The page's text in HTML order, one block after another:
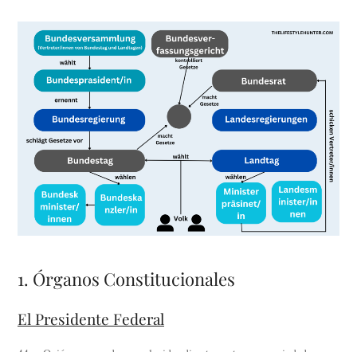
1. Órganos Constitucionales
El Presidente Federal